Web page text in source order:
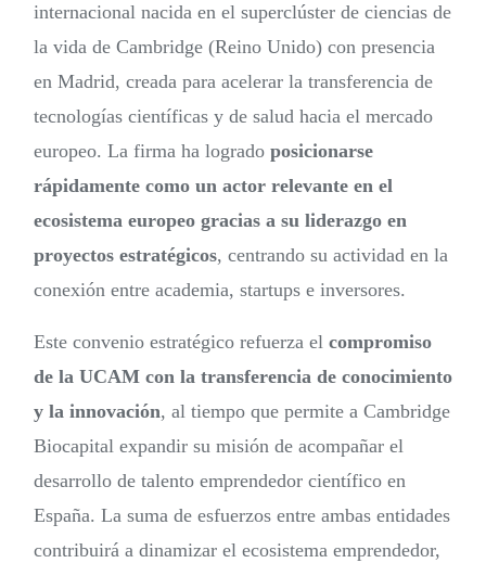
internacional nacida en el superclúster de ciencias de
la vida de Cambridge (Reino Unido) con presencia
en Madrid, creada para acelerar la transferencia de
tecnologías científicas y de salud hacia el mercado
europeo. La firma ha logrado posicionarse
rápidamente como un actor relevante en el
ecosistema europeo gracias a su liderazgo en
proyectos estratégicos, centrando su actividad en la
conexión entre academia, startups e inversores.
Este convenio estratégico refuerza el compromiso
de la UCAM con la transferencia de conocimiento
y la innovación, al tiempo que permite a Cambridge
Biocapital expandir su misión de acompañar el
desarrollo de talento emprendedor científico en
España. La suma de esfuerzos entre ambas entidades
contribuirá a dinamizar el ecosistema emprendedor,